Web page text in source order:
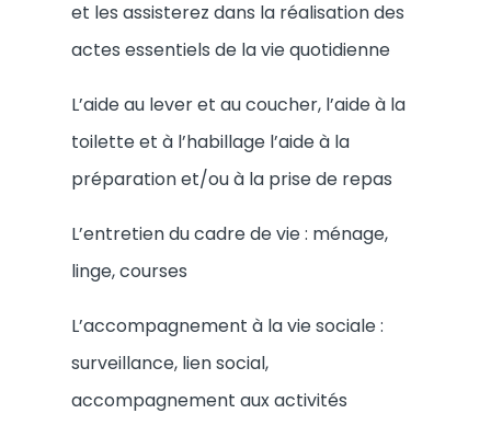
et les assisterez dans la réalisation des
actes essentiels de la vie quotidienne
L’aide au lever et au coucher, l’aide à la
toilette et à l’habillage l’aide à la
préparation et/ou à la prise de repas
L’entretien du cadre de vie : ménage,
linge, courses
L’accompagnement à la vie sociale :
surveillance, lien social,
accompagnement aux activités